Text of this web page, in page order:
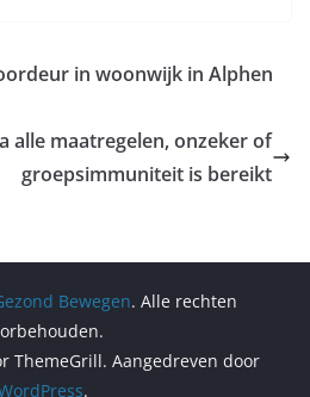
in woonwijk in Alphen
alle maatregelen, onzeker of
groepsimmuniteit is bereikt
Bewegen. Alle rechten
ThemeGrill. Aangedreven door
.